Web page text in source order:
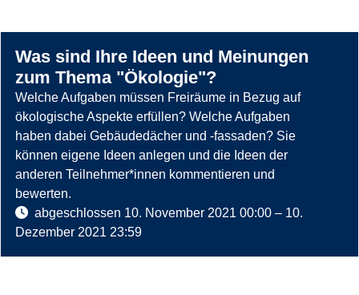
Was sind Ihre Ideen und Meinungen
zum Thema "Ökologie"?
Welche Aufgaben müssen Freiräume in Bezug auf
ökologische Aspekte erfüllen? Welche Aufgaben
haben dabei Gebäudedächer und -fassaden? Sie
können eigene Ideen anlegen und die Ideen der
anderen Teilnehmer*innen kommentieren und
bewerten.
abgeschlossen 10. November 2021 00:00 – 10.
Dezember 2021 23:59
n
d
a
c
h